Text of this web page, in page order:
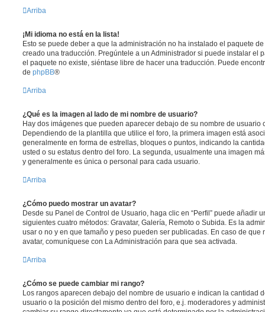
Arriba
¡Mi idioma no está en la lista!
Esto se puede deber a que la administración no ha instalado el paquete
creado una traducción. Pregúntele a un Administrador si puede instalar el
el paquete no existe, siéntase libre de hacer una traducción. Puede
de phpBB®
Arriba
¿Qué es la imagen al lado de mi nombre de usuario?
Hay dos imágenes que pueden aparecer debajo de su nombre de usuario
Dependiendo de la plantilla que utilice el foro, la primera imagen está
generalmente en forma de estrellas, bloques o puntos, indicando la
usted o su estatus dentro del foro. La segunda, usualmente una imagen
y generalmente es única o personal para cada usuario.
Arriba
¿Cómo puedo mostrar un avatar?
Desde su Panel de Control de Usuario, haga clic en “Perfil” puede añadir
siguientes cuatro métodos: Gravatar, Galería, Remoto o Subida. Es la
usar o no y en que tamaño y peso pueden ser publicadas. En caso de
avatar, comuníquese con La Administración para que sea activada.
Arriba
¿Cómo se puede cambiar mi rango?
Los rangos aparecen debajo del nombre de usuario e indican la cantidad
usuario o la posición del mismo dentro del foro, e.j. moderadores y